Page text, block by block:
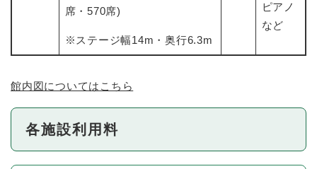
席・570席)
※ステージ幅14m・奥行6.3m
ピアノ
など
館内図についてはこちら
各施設利用料